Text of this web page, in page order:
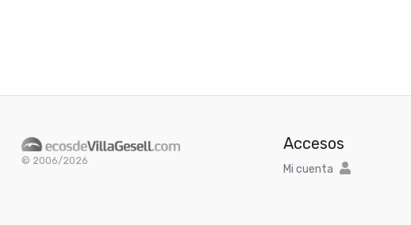
© 2006/2026
Accesos
Mi cuenta